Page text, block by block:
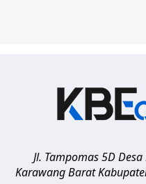
Jl. Tampomas 5D
Karawang Barat